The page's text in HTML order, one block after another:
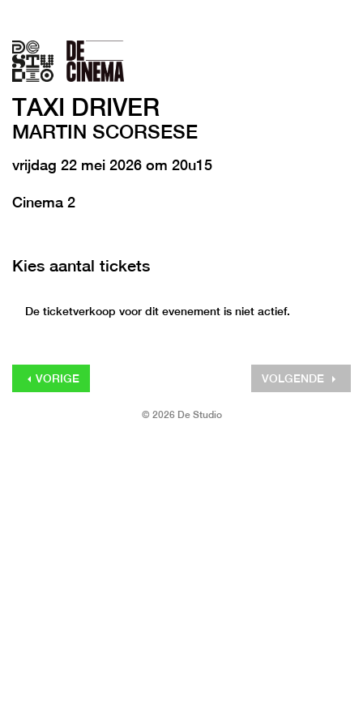
TAXI DRIVER
MARTIN SCORSESE
vrijdag 22 mei 2026 om 20u15
Cinema 2
Kies aantal tickets
De ticketverkoop voor dit evenement is niet actief.
VORIGE VOLGENDE
© 2026 De Studio